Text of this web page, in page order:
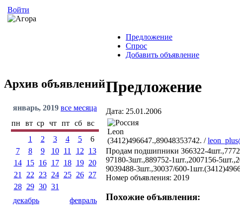
Войти
Предложение
Спрос
Добавить объявление
Архив объявлений
январь, 2019 все месяца
пн
вт ср чт пт сб вс
1
2 3 4 5
6
7
8 9 10 11 12
13
14
15 16 17 18 19
20
21
22 23 24 25 26
27
28
29 30 31
декабрь
февраль
Предложение
Дата: 25.01.2006
Leon
(3412)496647.,89048353742. /
Продам подшипники 366322-
97180-3шт.,889752-1шт.,2007156-
9039488-3шт.,30037/600-
Номер объявления: 2019
Похожие объявления: